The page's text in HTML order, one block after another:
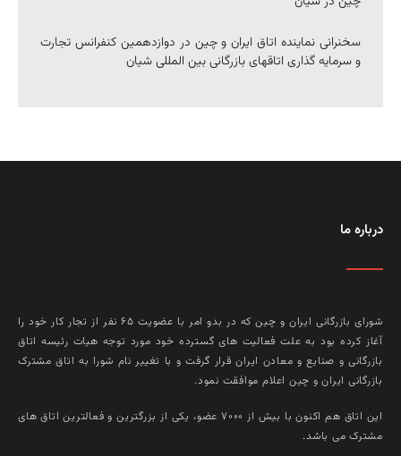
سخنرانی نماینده اتاق ایران و چین در دوازدهمین کنفرانس تجارت
و سرمایه گذاری اتاقهای بازرگانی بین المللی شیان
درباره ما
شورای بازرگانی ایران و چین که در بدو امر با عضويت ۶۵ نفر از تجار کار خود را
آغاز کرده بود به علت فعاليت‌ های گسترده خود مورد توجه هيات رئيسه اتاق
بازرگانی و صنايع و معادن ايران قرار گرفت و با تغيير نام شورا به اتاق مشترک
بازرگانی ايران و چين اعلام موافقت نمود.
این اتاق هم‌ اکنون با بيش از ۷۰۰۰ عضو، يکی از بزرگترين و فعالترين اتاق‌ های
مشترک می باشد.